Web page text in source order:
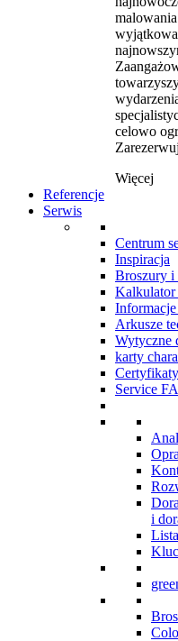
celowo
Więcej
Referencje
Serwis
Centrum
Inspiracja
Broszury
Arkusze
Wytyczne
karty
Certyfikaty
Service
i